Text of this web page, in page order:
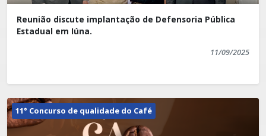
Reunião discute implantação de Defensoria Pública
Estadual em Iúna.
11/09/2025
11° Concurso de qualidade do Café